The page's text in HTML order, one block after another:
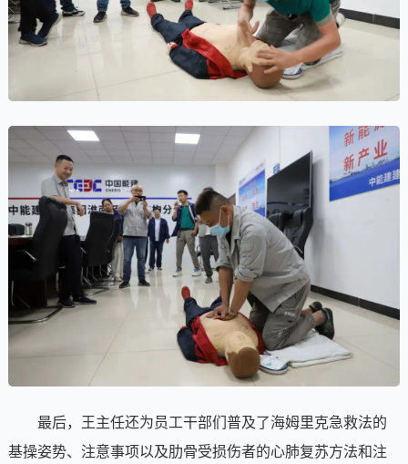
最后，王主任还为员工干部们普及了海姆里克急救法的
基操姿势、注意事项以及肋骨受损伤者的心肺复苏方法和注